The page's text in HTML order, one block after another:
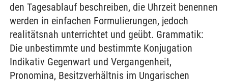
den Tagesablauf beschreiben, die Uhrzeit benennen
werden in einfachen Formulierungen, jedoch
realitätsnah unterrichtet und geübt. Grammatik:
Die unbestimmte und bestimmte Konjugation
Indikativ Gegenwart und Vergangenheit,
Pronomina, Besitzverhältnis im Ungarischen